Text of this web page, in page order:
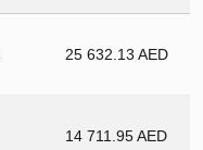
25 632.13 AED
14 711.95 AED